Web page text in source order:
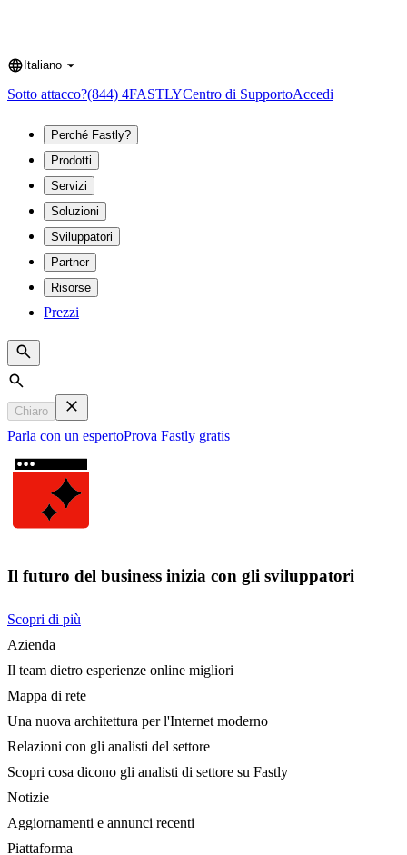
Language
Italiano
Sotto attacco?(844) 4FASTLYCentro di SupportoAccedi
Perché Fastly?
Prodotti
Servizi
Soluzioni
Sviluppatori
Partner
Risorse
Prezzi
Search
Chiaro
Parla con un espertoProva Fastly gratis
Il futuro del business inizia con gli sviluppatori
Scopri di più
Azienda
Il team dietro esperienze online migliori
Mappa di rete
Una nuova architettura per l'Internet moderno
Relazioni con gli analisti del settore
Scopri cosa dicono gli analisti di settore su Fastly
Notizie
Aggiornamenti e annunci recenti
Piattaforma